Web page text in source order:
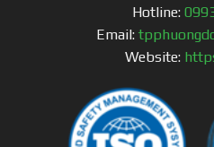
Hotline:
Email:
Website: